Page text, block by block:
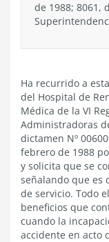
de 1988; 8061,
Ha recurrido a
del Hospital de
Médica de la VI
Administradoras
dictamen Nº
febrero de 1988
y solicita que se
señalando que es
de servicio. Todo
beneficios que
cuando la
accidente en acto